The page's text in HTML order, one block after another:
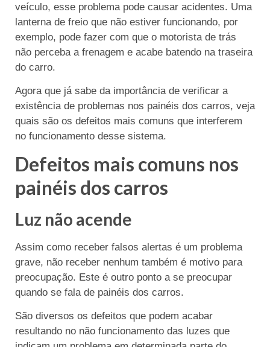
veículo, esse problema pode causar acidentes. Uma
lanterna de freio que não estiver funcionando, por
exemplo, pode fazer com que o motorista de trás
não perceba a frenagem e acabe batendo na traseira
do carro.
Agora que já sabe da importância de verificar a
existência de problemas nos painéis dos carros, veja
quais são os defeitos mais comuns que interferem
no funcionamento desse sistema.
Defeitos mais comuns nos
painéis dos carros
Luz não acende
Assim como receber falsos alertas é um problema
grave, não receber nenhum também é motivo para
preocupação. Este é outro ponto a se preocupar
quando se fala de painéis dos carros.
São diversos os defeitos que podem acabar
resultando no não funcionamento das luzes que